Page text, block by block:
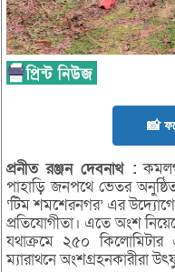
📸
প্রনীতরঞ্জনদেবনাথ :
পাহাড়ি জনপথে ভেতর
‘টিম শমশেরনগর’ এর
প্রতিযোগীতা। এতে অংশ
যথাক্রমে ২৫০ কিলোমিটার
ম্যারাথনে অংশগ্রহনকারীরা